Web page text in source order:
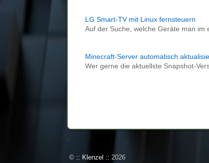
LG Smart-TV mit Linux fernsteuern
Auf der Suche, welche Geräte man
Minecraft-Server automatisch
Wer gerne die aktuellste Snapshot-
↑
© :: Klenzel :: 2026